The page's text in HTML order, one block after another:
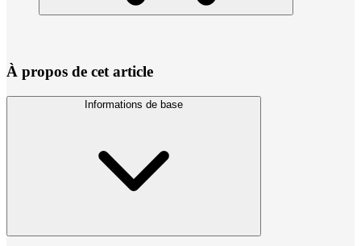
À propos de cet article
Informations de base